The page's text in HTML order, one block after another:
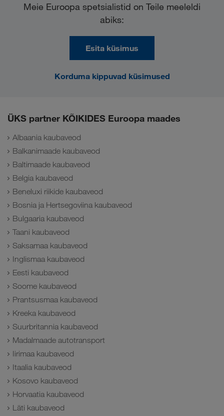
Meie Euroopa spetsialistid on Teile meeleldi
abiks:
Esita küsimus
Korduma kippuvad küsimused
ÜKS partner KÕIKIDES Euroopa maades
Albaania kaubaveod
Balkanimaade kaubaveod
Baltimaade kaubaveod
Belgia kaubaveod
Beneluxi riikide kaubaveod
Bosnia ja Hertsegoviina kaubaveod
Bulgaaria kaubaveod
Taani kaubaveod
Saksamaa kaubaveod
Inglismaa kaubaveod
Eesti kaubaveod
Soome kaubaveod
Prantsusmaa kaubaveod
Kreeka kaubaveod
Suurbritannia kaubaveod
Madalmaade autotransport
Iirimaa kaubaveod
Itaalia kaubaveod
Kosovo kaubaveod
Horvaatia kaubaveod
Läti kaubaveod